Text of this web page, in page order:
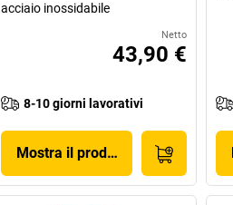
acciaio inossidabile
Netto
43,90 €
8-10 giorni lavorativi
Mostra il prodotto